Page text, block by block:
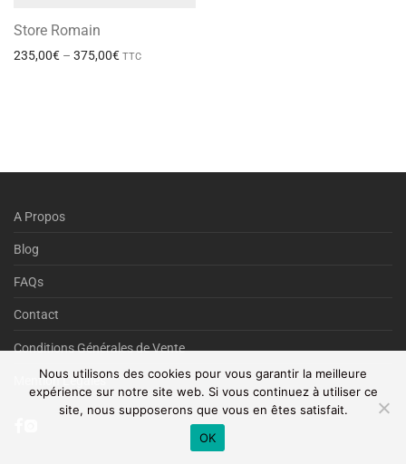
Store Romain
235,00€ – 375,00€ TTC
A Propos
Blog
FAQs
Contact
Conditions Générales de Vente
Mention Légales
Nous utilisons des cookies pour vous garantir la meilleure
expérience sur notre site web. Si vous continuez à utiliser ce
site, nous supposerons que vous en êtes satisfait.
OK